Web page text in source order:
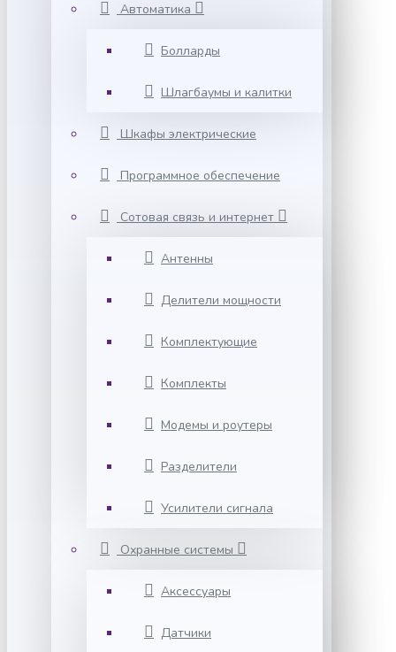
Автоматика
Болларды
Шлагбаумы и калитки
Шкафы электрические
Программное обеспечение
Сотовая связь и интернет
Антенны
Делители мощности
Комплектующие
Комплекты
Модемы и роутеры
Разделители
Усилители сигнала
Охранные системы
Аксессуары
Датчики